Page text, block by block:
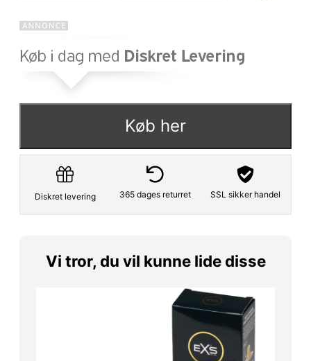
Køb her
Diskret levering 365 dages returret SSL sikker handel
Vi tror, du vil kunne lide disse